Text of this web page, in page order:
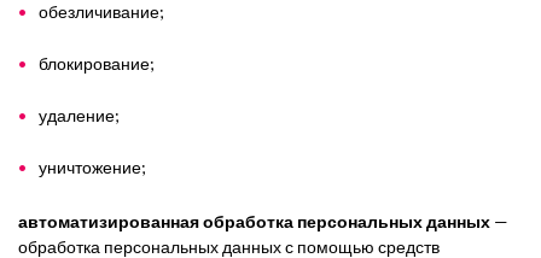
обезличивание;
блокирование;
удаление;
уничтожение;
автоматизированная обработка персональных данных —
обработка персональных данных с помощью средств